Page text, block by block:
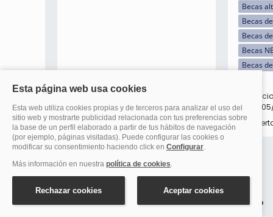
del 31/01/2026 al 31/12/2026
Abierta
Becas
Becas
Becas
Becas
Becas
del 19/
Preguntas frecuentes sobre becas: Becas Comedor
Educación Infantil y Primaria San Martín del Rey Aurelio